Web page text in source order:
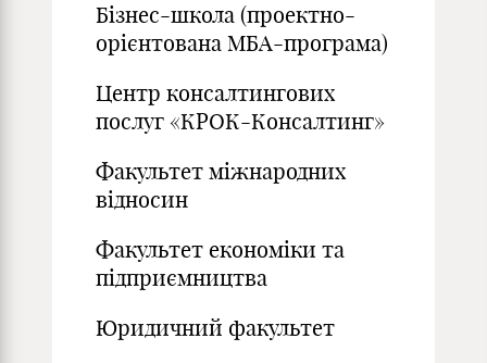
Бізнес-школа (проектно-
орієнтована МБА-програма)
Центр консалтингових
послуг «КРОК-Консалтинг»
Факультет міжнародних
відносин
Факультет економіки та
підприємництва
Юридичний факультет